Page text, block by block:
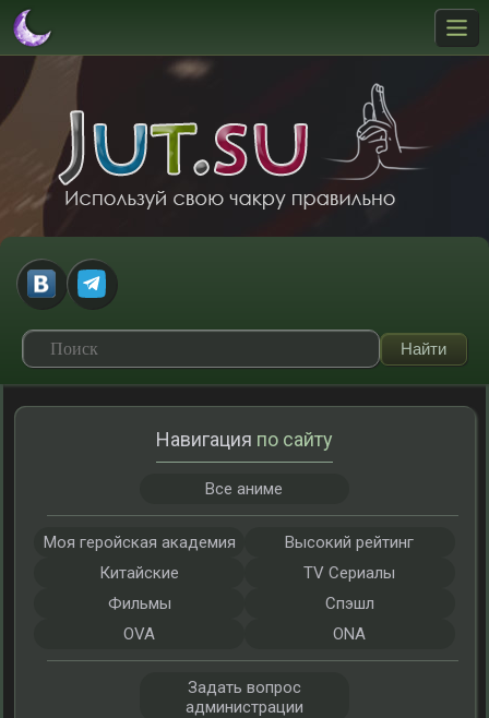
Навигация по сайту
Все аниме
Моя геройская академия
Высокий рейтинг
Китайские
TV Сериалы
Фильмы
Спэшл
OVA
ONA
Задать вопрос
администрации